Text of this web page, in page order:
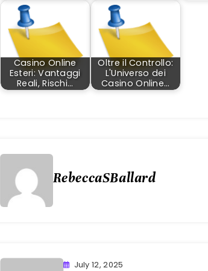
Casino Online
Esteri: Vantaggi
Reali, Rischi…
Oltre il Controllo:
L'Universo dei
Casino Online…
RebeccaSBallard
July 12, 2025